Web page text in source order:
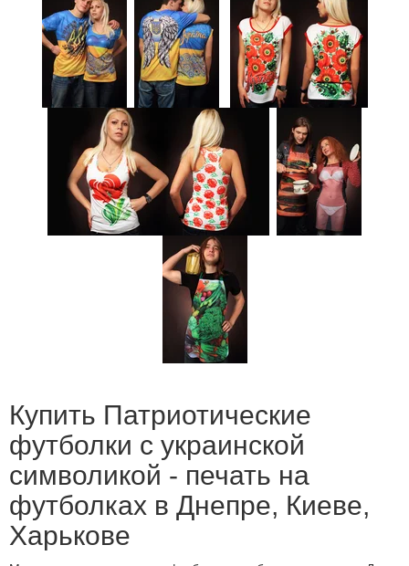
Купить Патриотические
футболки с украинской
символикой - печать на
футболках в Днепре, Киеве,
Харькове